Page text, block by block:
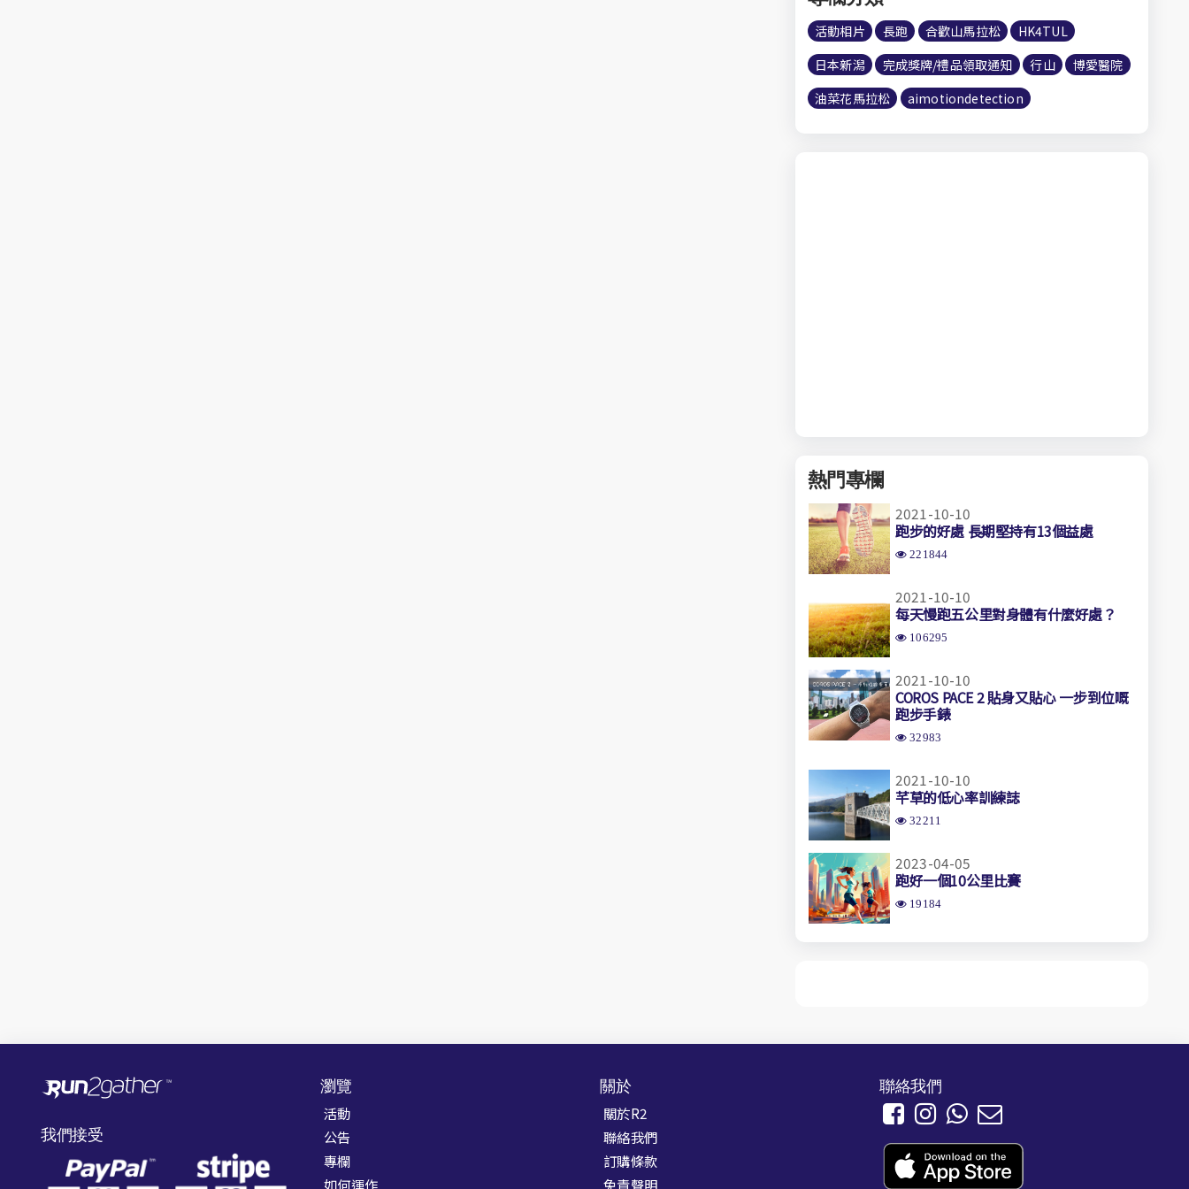
活動相片 長跑 合歡山馬拉松
HK4TUL
日本新潟
完成獎牌/禮品領取通知 行山
博愛醫院
油菜花馬拉松
aimotiondetection
熱門專欄
2021-10-10
跑步的好處 長期堅持有13個益處
221844
2021-10-10
每天慢跑五公里對身體有什麼好處？
106295
2021-10-10
COROS PACE 2 貼身又貼心 一步到位嘅
跑步手錶
32983
2021-10-10
芊草的低心率訓練誌
32211
2023-04-05
跑好一個10公里比賽
19184
我們接受
瀏覽
活動
公告
專欄
如何運作
關於
關於R2
聯絡我們
訂購條款
免責聲明
聯絡我們